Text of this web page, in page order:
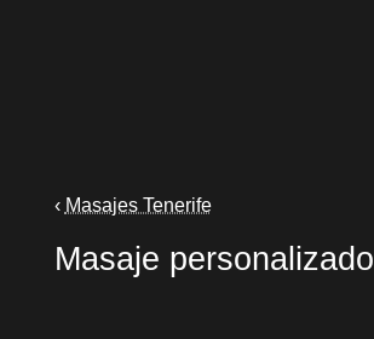
‹ Masajes Tenerife
Masaje personalizado